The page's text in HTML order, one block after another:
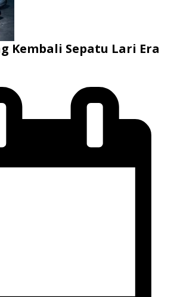
Kembali Sepatu Lari Era